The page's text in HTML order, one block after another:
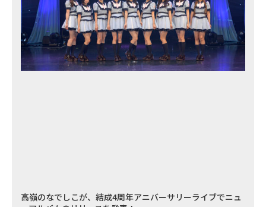
高嶺のなでしこが、結成4周年アニバーサリーライブでニュ